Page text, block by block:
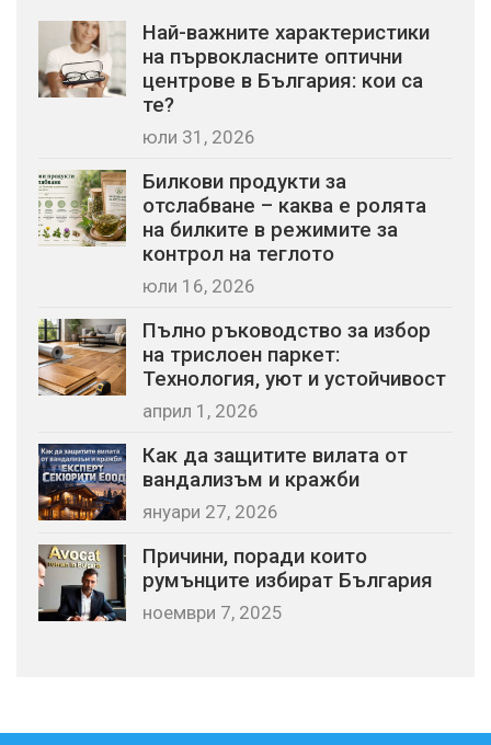
Най-важните характеристики
на първокласните оптични
центрове в България: кои са
те?
юли 31, 2026
Билкови продукти за
отслабване – каква е ролята
на билките в режимите за
контрол на теглото
юли 16, 2026
Пълно ръководство за избор
на трислоен паркет:
Технология, уют и устойчивост
април 1, 2026
Как да защитите вилата от
вандализъм и кражби
януари 27, 2026
Причини, поради които
румънците избират България
ноември 7, 2025